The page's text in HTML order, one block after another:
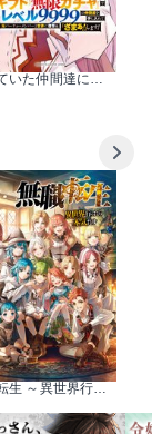
信じていた仲間達にダンジョン奥地で殺されかけたがギフト『無限ガチャ』でレベル9999の仲間達を手に入れて元パーティーメンバーと世界に復讐＆『ざまぁ！』します！
無職転生 ～異世界行ったら本気だす～